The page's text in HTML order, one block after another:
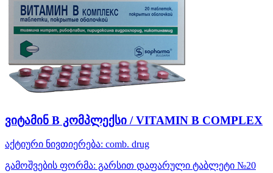
ვიტამინ B კომპლექსი / VITAMIN B COMPLEX
აქტიური ნივთიერება: comb. drug
გამოშვების ფორმა: გარსით დაფარული ტაბლეტი №20